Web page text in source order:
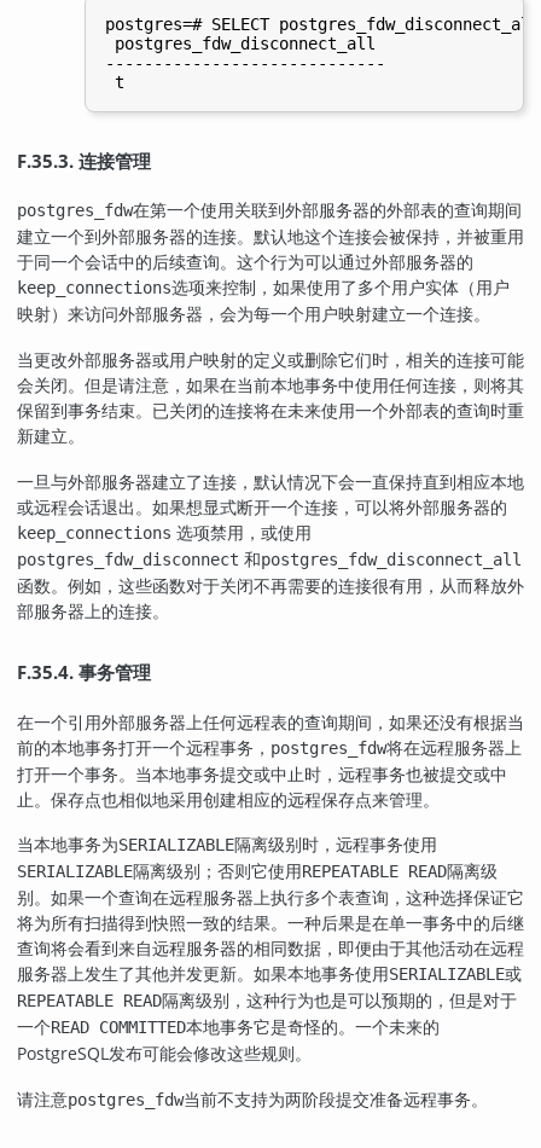
postgres=# SELECT
postgres_fdw_disconnect_all
-----------------------------
F.35.3. 连接管理
postgres_fdw在第一个使用关联到外部服务器的外部表的查询期间
建立一个到外部服务器的连接。默认地这个连接会被保持，并被重用
于同一个会话中的后续查询。这个行为可以通过外部服务器的
keep_connections选项来控制，如果使用了多个用户实体（用户
映射）来访问外部服务器，会为每一个用户映射建立一个连接。
当更改外部服务器或用户映射的定义或删除它们时，相关的连接可能
会关闭。但是请注意，如果在当前本地事务中使用任何连接，则将其
保留到事务结束。已关闭的连接将在未来使用一个外部表的查询时重
新建立。
一旦与外部服务器建立了连接，默认情况下会一直保持直到相应本地
或远程会话退出。如果想显式断开一个连接，可以将外部服务器的
keep_connections 选项禁用，或使用
postgres_fdw_disconnect 和postgres_fdw_disconnect_all
函数。例如，这些函数对于关闭不再需要的连接很有用，从而释放外
部服务器上的连接。
F.35.4. 事务管理
在一个引用外部服务器上任何远程表的查询期间，如果还没有根据当
前的本地事务打开一个远程事务， postgres_fdw将在远程服务器上
打开一个事务。当本地事务提交或中止时，远程事务也被提交或中
止。保存点也相似地采用创建相应的远程保存点来管理。
当本地事务为SERIALIZABLE隔离级别时，远程事务使用
SERIALIZABLE隔离级别；否则它使用REPEATABLE READ隔离级
别。如果一个查询在远程服务器上执行多个表查询，这种选择保证它
将为所有扫描得到快照一致的结果。一种后果是在单一事务中的后继
查询将会看到来自远程服务器的相同数据，即便由于其他活动在远程
服务器上发生了其他并发更新。如果本地事务使用SERIALIZABLE或
REPEATABLE READ隔离级别，这种行为也是可以预期的，但是对于
一个READ COMMITTED本地事务它是奇怪的。一个未来的
PostgreSQL发布可能会修改这些规则。
请注意postgres_fdw当前不支持为两阶段提交准备远程事务。